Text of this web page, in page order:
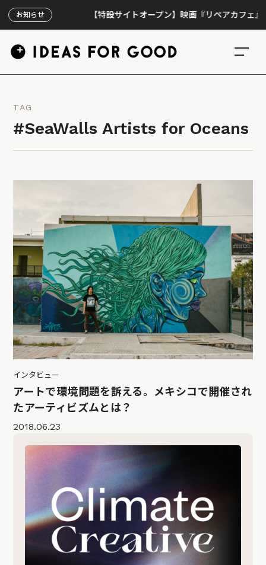
お知らせ 【特設サイトオープン】映画『リペアカフェ』、上
TAG
#SeaWalls Artists for Oceans
インタビュー
アートで環境問題を訴える。メキシコで開催され
たアーティビズムとは？
2018.06.23